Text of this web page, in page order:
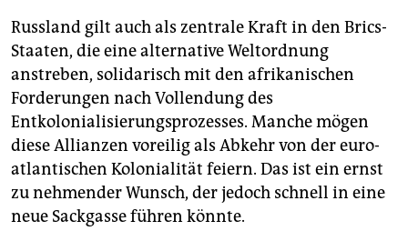
Russland gilt auch als zentrale Kraft in den Brics-
Staaten, die eine alternative Weltordnung
anstreben, solidarisch mit den afrikanischen
Forderungen nach Vollendung des
Entkolonialisierungsprozesses. Manche mögen
diese Allianzen voreilig als Abkehr von der euro-
atlantischen Kolonialität feiern. Das ist ein ernst
zu nehmender Wunsch, der jedoch schnell in eine
neue Sackgasse führen könnte.